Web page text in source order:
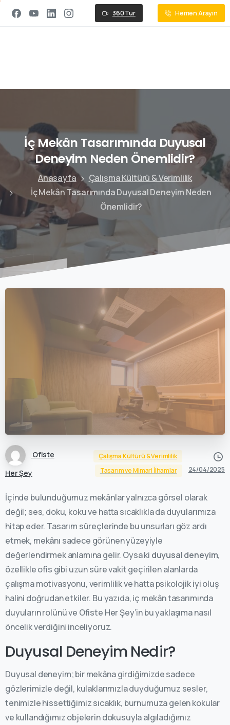
360 Tur Hemen Arayın
İç Mekân Tasarımında Duyusal
Deneyim Neden Önemlidir?
Anasayfa
Çalışma Kültürü & Verimlilik
İç Mekân Tasarımında Duyusal Deneyim Neden
Önemlidir?
Ofiste
Her Şey
Çalışma Kültürü & Verimlilik
Tasarım ve Mimari İlhamlar
24/04/2025
İçinde bulunduğumuz mekânlar yalnızca görsel olarak
değil; ses, doku, koku ve hatta sıcaklıkla da duyularımıza
hitap eder. Tasarım süreçlerinde bu unsurları göz ardı
etmek, mekânı sadece görünen yüzeyiyle
değerlendirmek anlamına gelir. Oysa ki duyusal deneyim,
özellikle ofis gibi uzun süre vakit geçirilen alanlarda
çalışma motivasyonu, verimlilik ve hatta psikolojik iyi oluş
halini doğrudan etkiler. Bu yazıda, iç mekân tasarımında
duyuların rolünü ve Ofiste Her Şey’in bu yaklaşıma nasıl
öncelik verdiğini inceliyoruz.
Duyusal Deneyim Nedir?
Duyusal deneyim; bir mekâna girdiğimizde sadece
gözlerimizle değil, kulaklarımızla duyduğumuz sesler,
tenimizle hissettiğimiz sıcaklık, burnumuza gelen kokular
ve kullandığımız objelerin dokusuyla algıladığımız